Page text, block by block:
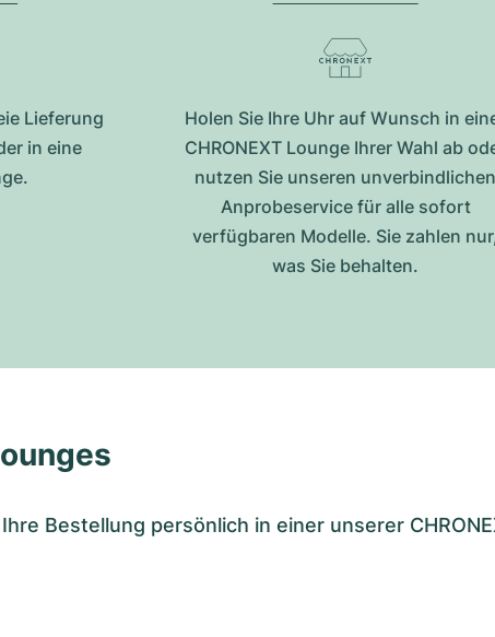
Lieferung
in eine
Holen Sie Ihre Uhr auf Wunsch in
CHRONEXT Lounge Ihrer Wahl ab
nutzen Sie unseren unverbindlichen
Anprobeservice für alle sofort
verfügbaren Modelle. Sie zahlen
was Sie behalten.
Bestellung persönlich in einer unserer